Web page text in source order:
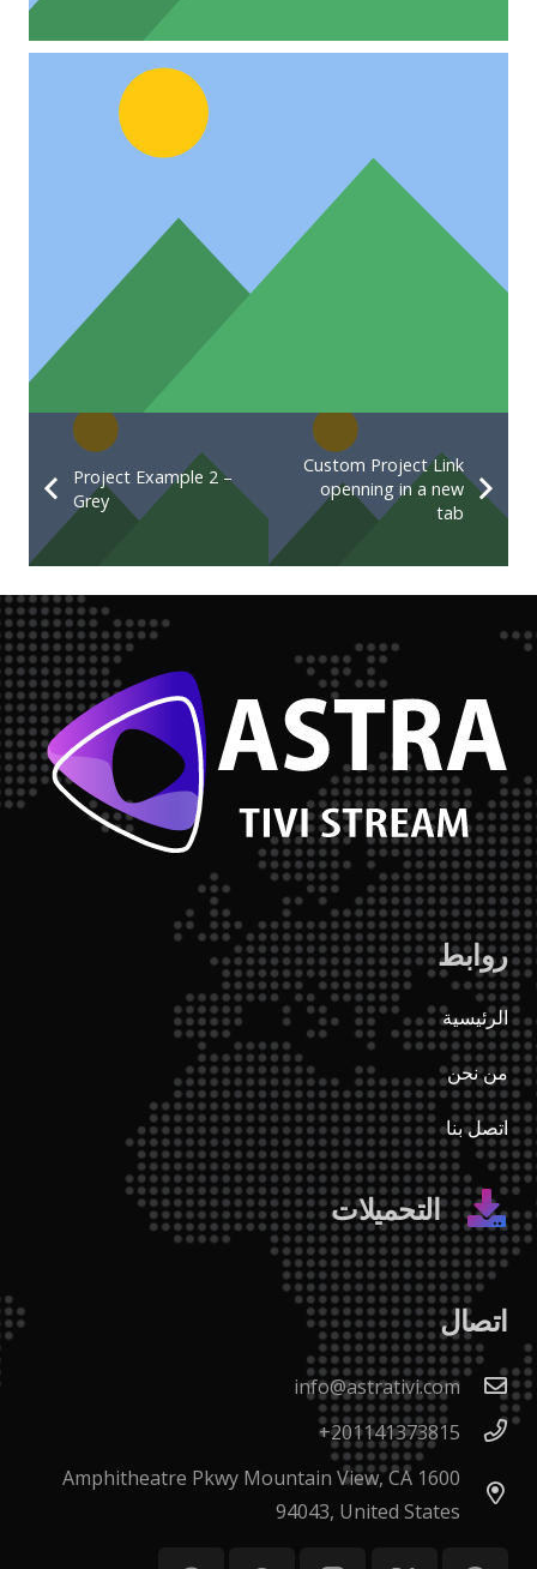
Project Example 2 –
Grey
Custom Project Link
openning in a new
tab
روابط
الرئيسية
من نحن
اتصل بنا
التحميلات
اتصال
info@astrativi.com
201141373815+
1600 Amphitheatre Pkwy Mountain View, CA
94043, United States